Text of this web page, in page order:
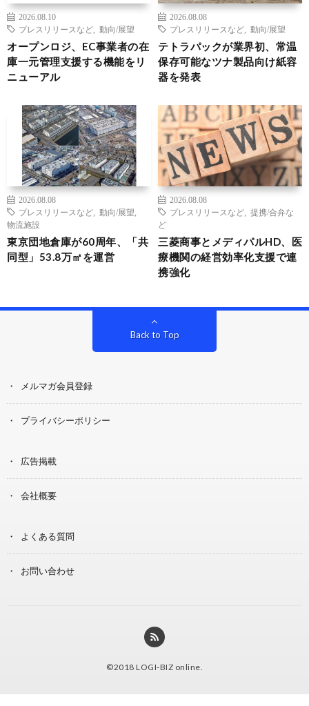
2026.08.10
プレスリリースなど
動向/展望
オープンロジ、EC事業者の在
庫一元管理支援する機能をリ
ニューアル
2026.08.08
プレスリリースなど
動向/展望
テトラパックが業界初、常温
保存可能なツナ製品向け紙容
器を発表
2026.08.08
プレスリリースなど
動向/展望
物流施設
東京団地倉庫が60周年、「共
同型」53.8万㎡を運営
2026.08.08
プレスリリースなど
提携/合弁な
ど
三菱商事とメディパルHD、医
療機関の経営効率化支援で連
携強化
Back to Top
メルマガ会員登録
プライバシーポリシー
広告掲載
会社概要
よくある質問
お問い合わせ
©2018 LOGI-BIZ online